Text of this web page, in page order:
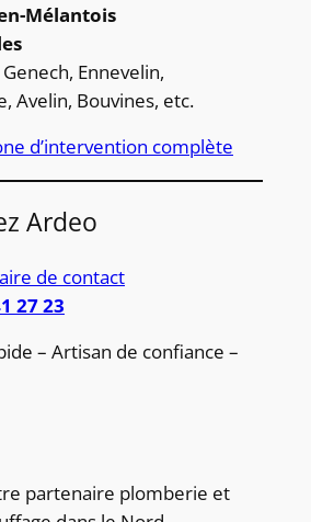
Mélantois
Ennevelin,
Avelin, Bouvines, etc.
d’intervention complète
Ardeo
de contact
27 23
– Artisan de confiance –
partenaire plomberie et